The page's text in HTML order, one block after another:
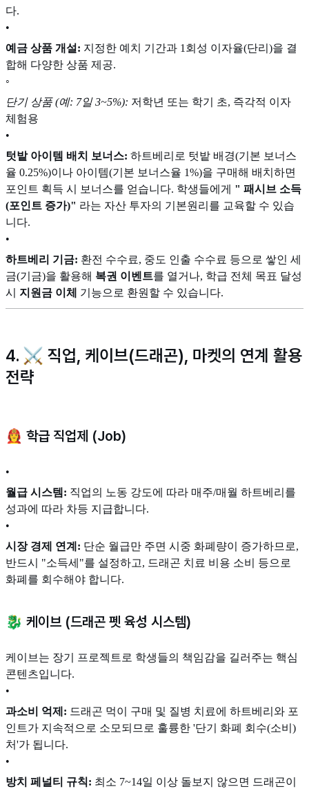
다.
•
예금 상품 개설: 지정한 예치 기간과 1회성 이자율(단리)을 결
합해 다양한 상품 제공.
◦
단기 상품 (예: 7일 3~5%): 저학년 또는 학기 초, 즉각적 이자
체험용
•
텃밭 아이템 배치 보너스: 하트베리로 텃밭 배경(기본 보너스
율 0.25%)이나 아이템(기본 보너스율 1%)을 구매해 배치하면
포인트 획득 시 보너스를 얻습니다. 학생들에게 " 패시브 소득
(포인트 증가)" 라는 자산 투자의 기본원리를 교육할 수 있습
니다.
•
하트베리 기금: 환전 수수료, 중도 인출 수수료 등으로 쌓인 세
금(기금)을 활용해 복권 이벤트를 열거나, 학급 전체 목표 달성
시 지원금 이체 기능으로 환원할 수 있습니다.
4. ⚔️ 직업, 케이브(드래곤), 마켓의 연계 활용
전략
👩‍🚒 학급 직업제 (Job)
•
월급 시스템: 직업의 노동 강도에 따라 매주/매월 하트베리를
성과에 따라 차등 지급합니다.
•
시장 경제 연계: 단순 월급만 주면 시중 화폐량이 증가하므로,
반드시 "소득세"를 설정하고, 드래곤 치료 비용 소비 등으로
화폐를 회수해야 합니다.
🐉 케이브 (드래곤 펫 육성 시스템)
케이브는 장기 프로젝트로 학생들의 책임감을 길러주는 핵심
콘텐츠입니다.
•
과소비 억제: 드래곤 먹이 구매 및 질병 치료에 하트베리와 포
인트가 지속적으로 소모되므로 훌륭한 '단기 화폐 회수(소비)
처'가 됩니다.
•
방치 페널티 규칙: 최소 7~14일 이상 돌보지 않으면 드래곤이